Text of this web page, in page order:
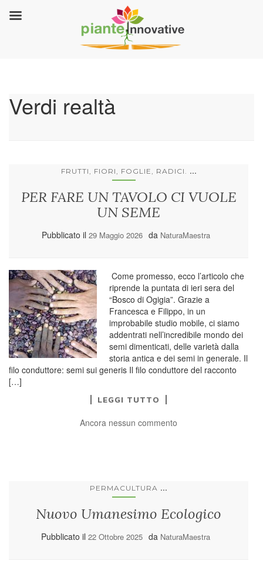
Verdi realtà
FRUTTI, FIORI, FOGLIE, RADICI. ...
PER FARE UN TAVOLO CI VUOLE
UN SEME
Pubblicato il 29 Maggio 2026 da NaturaMaestra
Come promesso, ecco l’articolo che
riprende la puntata di ieri sera del
“Bosco di Ogigia”. Grazie a
Francesca e Filippo, in un
improbabile studio mobile, ci siamo
addentrati nell’incredibile mondo dei
semi dimenticati, delle varietà dalla
storia antica e dei semi in generale. Il
filo conduttore: semi sui generis Il filo conduttore del racconto
[…]
LEGGI TUTTO
Ancora nessun commento
PERMACULTURA ...
Nuovo Umanesimo Ecologico
Pubblicato il 22 Ottobre 2025 da NaturaMaestra